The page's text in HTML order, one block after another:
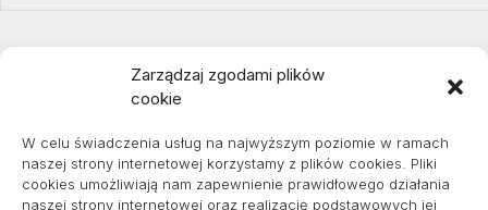
Zarządzaj zgodami plików
cookie
W celu świadczenia usług na najwyższym poziomie w ramach
naszej strony internetowej korzystamy z plików cookies. Pliki
cookies umożliwiają nam zapewnienie prawidłowego działania
naszej strony internetowej oraz realizację podstawowych jej